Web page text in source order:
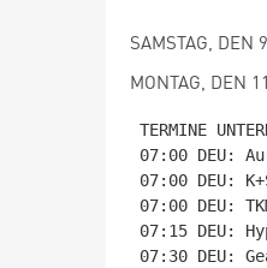
SAMSTAG,
MONTAG, DEN
TERMINE
07:00 DEU:
07:00 DEU:
07:00 DEU:
07:15 DEU:
07:30 DEU: